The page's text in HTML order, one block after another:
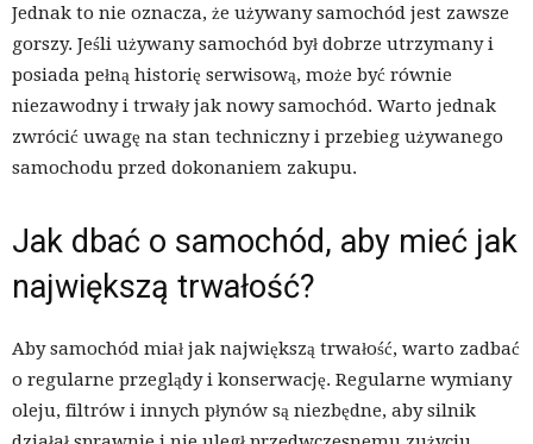
Jednak to nie oznacza, że używany samochód jest zawsze
gorszy. Jeśli używany samochód był dobrze utrzymany i
posiada pełną historię serwisową, może być równie
niezawodny i trwały jak nowy samochód. Warto jednak
zwrócić uwagę na stan techniczny i przebieg używanego
samochodu przed dokonaniem zakupu.
Jak dbać o samochód, aby mieć jak
największą trwałość?
Aby samochód miał jak największą trwałość, warto zadbać
o regularne przeglądy i konserwację. Regularne wymiany
oleju, filtrów i innych płynów są niezbędne, aby silnik